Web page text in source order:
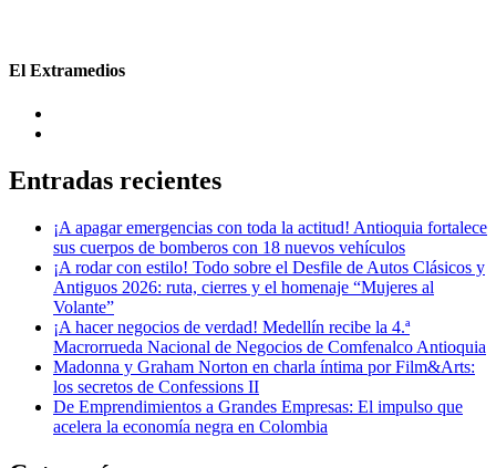
El Extramedios
Entradas recientes
¡A apagar emergencias con toda la actitud! Antioquia fortalece
sus cuerpos de bomberos con 18 nuevos vehículos
¡A rodar con estilo! Todo sobre el Desfile de Autos Clásicos y
Antiguos 2026: ruta, cierres y el homenaje “Mujeres al
Volante”
¡A hacer negocios de verdad! Medellín recibe la 4.ª
Macrorrueda Nacional de Negocios de Comfenalco Antioquia
Madonna y Graham Norton en charla íntima por Film&Arts:
los secretos de Confessions II
De Emprendimientos a Grandes Empresas: El impulso que
acelera la economía negra en Colombia